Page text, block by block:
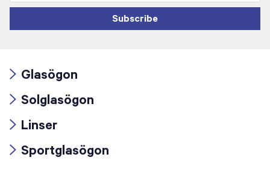
Subscribe
icon
Glasögon
icon
Solglasögon
icon
Linser
Sportglasögon